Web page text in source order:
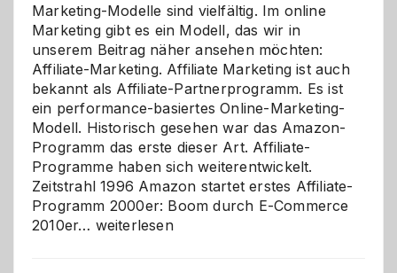
Marketing-Modelle sind vielfältig. Im online
Marketing gibt es ein Modell, das wir in
unserem Beitrag näher ansehen möchten:
Affiliate-Marketing. Affiliate Marketing ist auch
bekannt als Affiliate-Partnerprogramm. Es ist
ein performance-basiertes Online-Marketing-
Modell. Historisch gesehen war das Amazon-
Programm das erste dieser Art. Affiliate-
Programme haben sich weiterentwickelt.
Zeitstrahl 1996 Amazon startet erstes Affiliate-
Programm 2000er: Boom durch E-Commerce
2010er… Affiliate-
weiterlesen